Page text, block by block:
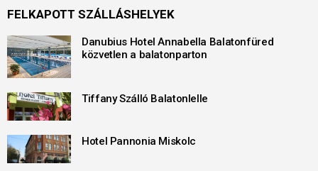
FELKAPOTT SZÁLLÁSHELYEK
Danubius Hotel Annabella Balatonfüred
közvetlen a balatonparton
Tiffany Szálló Balatonlelle
Hotel Pannonia Miskolc